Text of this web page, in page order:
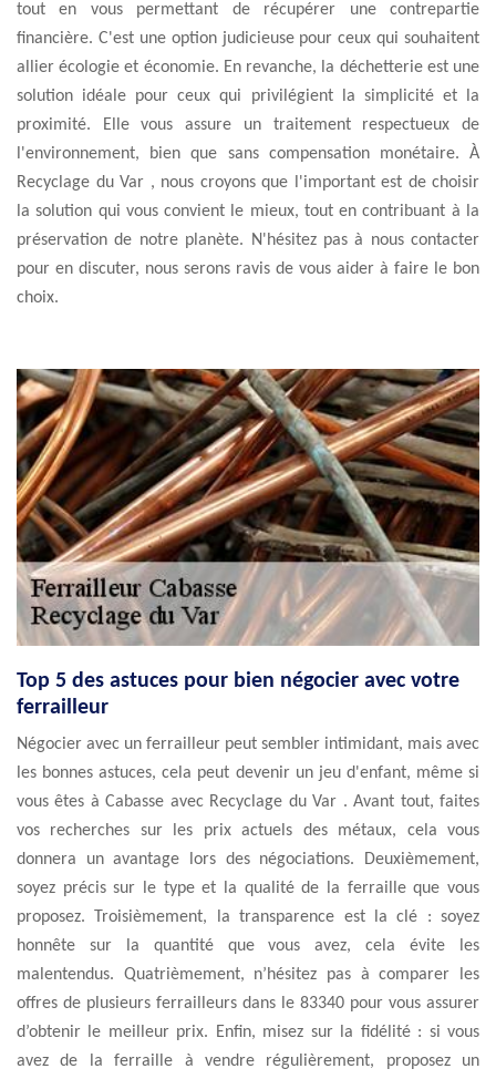
tout en vous permettant de récupérer une contrepartie
financière. C'est une option judicieuse pour ceux qui souhaitent
allier écologie et économie. En revanche, la déchetterie est une
solution idéale pour ceux qui privilégient la simplicité et la
proximité. Elle vous assure un traitement respectueux de
l'environnement, bien que sans compensation monétaire. À
Recyclage du Var , nous croyons que l'important est de choisir
la solution qui vous convient le mieux, tout en contribuant à la
préservation de notre planète. N'hésitez pas à nous contacter
pour en discuter, nous serons ravis de vous aider à faire le bon
choix.
Top 5 des astuces pour bien négocier avec votre
ferrailleur
Négocier avec un ferrailleur peut sembler intimidant, mais avec
les bonnes astuces, cela peut devenir un jeu d'enfant, même si
vous êtes à Cabasse avec Recyclage du Var . Avant tout, faites
vos recherches sur les prix actuels des métaux, cela vous
donnera un avantage lors des négociations. Deuxièmement,
soyez précis sur le type et la qualité de la ferraille que vous
proposez. Troisièmement, la transparence est la clé : soyez
honnête sur la quantité que vous avez, cela évite les
malentendus. Quatrièmement, n’hésitez pas à comparer les
offres de plusieurs ferrailleurs dans le 83340 pour vous assurer
d’obtenir le meilleur prix. Enfin, misez sur la fidélité : si vous
avez de la ferraille à vendre régulièrement, proposez un